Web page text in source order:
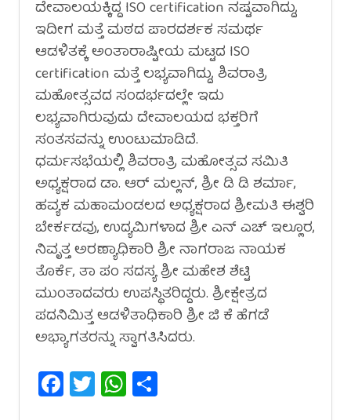
ದೇವಾಲಯಕ್ಕಿದ್ದ ISO certification ನಷ್ಟವಾಗಿದ್ದು,
ಇದೀಗ ಮತ್ತೆ ಮಠದ ಪಾರದರ್ಶಕ ಸಮರ್ಥ
ಆಡಳಿತಕ್ಕೆ ಅಂತಾರಾಷ್ಟೀಯ ಮಟ್ಟದ ISO
certification ಮತ್ತೆ ಲಭ್ಯವಾಗಿದ್ದು, ಶಿವರಾತ್ರಿ
ಮಹೋತ್ಸವದ ಸಂದರ್ಭದಲ್ಲೇ ಇದು
ಲಭ್ಯವಾಗಿರುವುದು ದೇವಾಲಯದ ಭಕ್ತರಿಗೆ
ಸಂತಸವನ್ನು ಉಂಟುಮಾಡಿದೆ.
ಧರ್ಮಸಭೆಯಲ್ಲಿ ಶಿವರಾತ್ರಿ ಮಹೋತ್ಸವ ಸಮಿತಿ
ಅಧ್ಯಕ್ಷರಾದ ಡಾ. ಆರ್ ಮಲ್ಲನ್, ಶ್ರೀ ಡಿ ಡಿ ಶರ್ಮಾ,
ಹವ್ಯಕ ಮಹಾಮಂಡಲದ ಅಧ್ಯಕ್ಷರಾದ ಶ್ರೀಮತಿ ಈಶ್ವರಿ
ಬೇರ್ಕಡವು, ಉದ್ಯಮಿಗಳಾದ ಶ್ರೀ ಎನ್ ಎಚ್ ಇಲ್ಲೂರ,
ನಿವೃತ್ತ ಅರಣ್ಯಾಧಿಕಾರಿ ಶ್ರೀ ನಾಗರಾಜ ನಾಯಕ
ತೊರ್ಕೆ, ತಾ ಪಂ ಸದಸ್ಯ ಶ್ರೀ ಮಹೇಶ ಶೆಟ್ಟಿ
ಮುಂತಾದವರು ಉಪಸ್ಥಿತರಿದ್ದರು. ಶ್ರೀಕ್ಷೇತ್ರದ
ಪದನಿಮಿತ್ತ ಆಡಳಿತಾಧಿಕಾರಿ ಶ್ರೀ ಜಿ ಕೆ ಹೆಗಡೆ
ಅಭ್ಯಾಗತರನ್ನು ಸ್ವಾಗತಿಸಿದರು.
Facebook
TwitterWhatsApp